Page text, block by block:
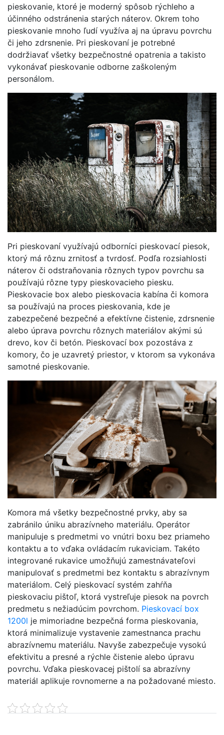
pieskovanie, ktoré je moderný spôsob rýchleho a
účinného odstránenia starých náterov. Okrem toho
pieskovanie mnoho ľudí využíva aj na úpravu povrchu
či jeho zdrsnenie. Pri pieskovaní je potrebné
dodržiavať všetky bezpečnostné opatrenia a takisto
vykonávať pieskovanie odborne zaškoleným
personálom.
Pri pieskovaní využívajú odborníci pieskovací piesok,
ktorý má rôznu zrnitosť a tvrdosť. Podľa rozsiahlosti
náterov či odstraňovania rôznych typov povrchu sa
používajú rôzne typy pieskovacieho piesku.
Pieskovacie box alebo pieskovacia kabína či komora
sa používajú na proces pieskovania, kde je
zabezpečené bezpečné a efektívne čistenie, zdrsnenie
alebo úprava povrchu rôznych materiálov akými sú
drevo, kov či betón. Pieskovací box pozostáva z
komory, čo je uzavretý priestor, v ktorom sa vykonáva
samotné pieskovanie.
Komora má všetky bezpečnostné prvky, aby sa
zabránilo úniku abrazívneho materiálu. Operátor
manipuluje s predmetmi vo vnútri boxu bez priameho
kontaktu a to vďaka ovládacím rukaviciam. Takéto
integrované rukavice umožňujú zamestnávateľovi
manipulovať s predmetmi bez kontaktu s abrazívnym
materiálom. Celý pieskovací systém zahŕňa
pieskovaciu pištoľ, ktorá vystreľuje piesok na povrch
predmetu s nežiadúcim povrchom. Pieskovací box
1200l je mimoriadne bezpečná forma pieskovania,
ktorá minimalizuje vystavenie zamestnanca prachu
abrazívnemu materiálu. Navyše zabezpečuje vysokú
efektivitu a presné a rýchle čistenie alebo úpravu
povrchu. Vďaka pieskovacej pištolí sa abrazívny
materiál aplikuje rovnomerne a na požadované miesto.